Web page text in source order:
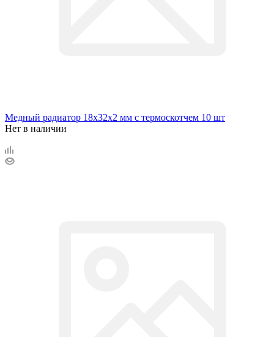
Медный радиатор 18х32х2 мм с термоскотчем 10 шт
Нет в наличии